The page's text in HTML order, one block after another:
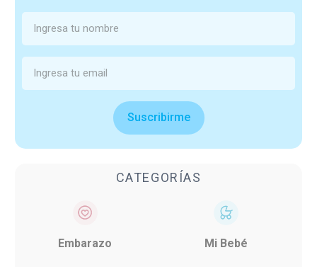
Suscribirme
CATEGORÍAS
Embarazo Mi Bebé